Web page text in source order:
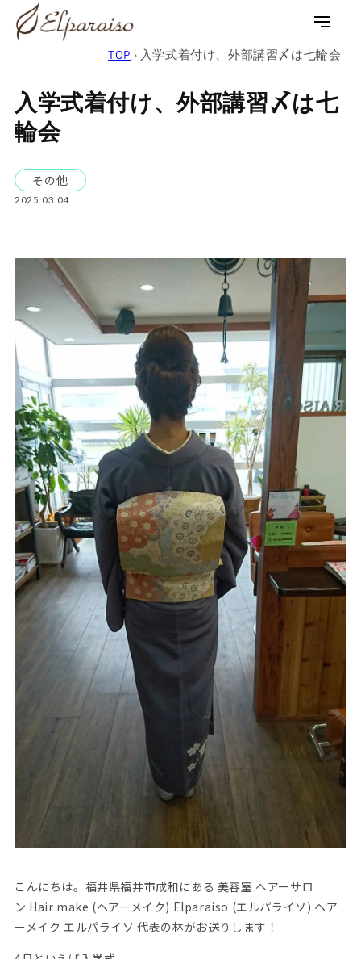
コンテ
ンツに
進む
イ
ト
TOP › 入学式着付け、外部講習〆は七輪会
入学式着付け、外部講習〆は七
輪会
その他
2025.03.04
こんにちは。福井県福井市成和にある 美容室 ヘアーサロ
ン Hair make (ヘアーメイク) Elparaiso (エルパライソ) ヘア
ーメイク エルパライソ 代表の林がお送りします！